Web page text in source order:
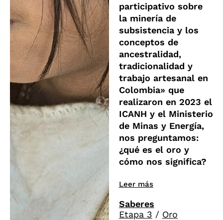
participativo sobre
la minería de
subsistencia y los
conceptos de
ancestralidad,
tradicionalidad y
trabajo artesanal en
Colombia» que
realizaron en 2023 el
ICANH y el Ministerio
de Minas y Energía,
nos preguntamos:
¿qué es el oro y
cómo nos significa?
Leer más
Saberes
Etapa 3 / Oro